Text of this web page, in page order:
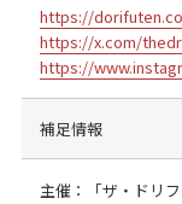
https://
https://x.com/
https://
補足情報
主催：「ザ・ドリ